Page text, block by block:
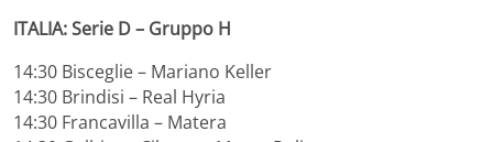
ITALIA: Serie D – Gruppo H
14:30 Bisceglie – Mariano Keller
14:30 Brindisi – Real Hyria
14:30 Francavilla – Matera